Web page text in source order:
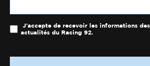
J'accepte de recevoir les informations
actualités du Racing 92.